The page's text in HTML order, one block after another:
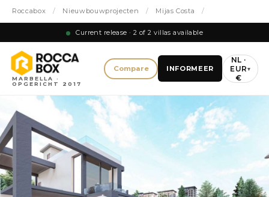
Roccabox / Nieuwbouwprojecten / Mijas Costa /
Current release · 2 of 2 villas available
MARBELLA ·
OPGERICHT 2017
Compare INFORMEER
NL ·
EUR
€
▾